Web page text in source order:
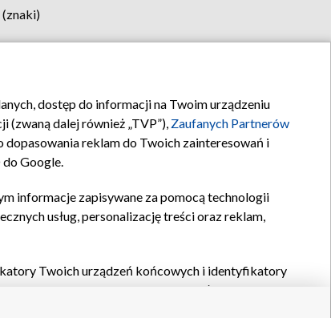
Kontakt
dostęp do informacji na Twoim urządzeniu
(zwaną dalej również „TVP”), Zaufanych Partnerów
reklam do Twoich zainteresowań i
Google.
informacje zapisywane za pomocą technologii
usług, personalizację treści oraz reklam,
Twoich urządzeń końcowych i identyfikatory
oraz pozostałych
reklam, wyboru spersonalizowanych